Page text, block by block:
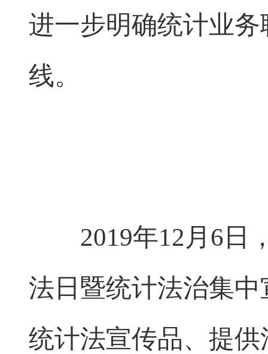
进一步明确统计业
线。
2019年12月6日，
法日暨统计法治集
统计法宣传品、提